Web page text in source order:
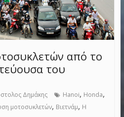
από το
του
Δημάκης Hanoi, Honda,
μοτοσυκλετών, Βιετνάμ, Η